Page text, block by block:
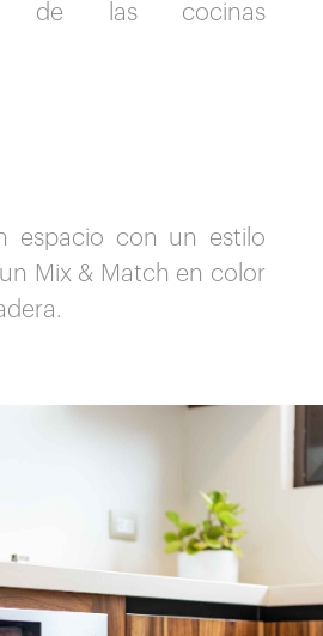
de las cocinas
espacio con un estilo
Mix & Match en color